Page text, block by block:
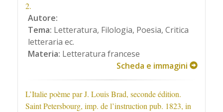
2.
Autore:
Tema: Letteratura, Filologia, Poesia, Critica
letteraria ec.
Materia: Letteratura francese
Scheda e immagini
L’Italie poème par J. Louis Brad, seconde édition.
Saint Petersbourg, imp. de l’instruction pub. 1823, in